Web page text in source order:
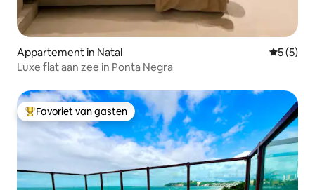
Appartement in Natal
5 (5)
Luxe flat aan zee in Ponta Negra
Topfavoriet van gasten
Favoriet van gasten